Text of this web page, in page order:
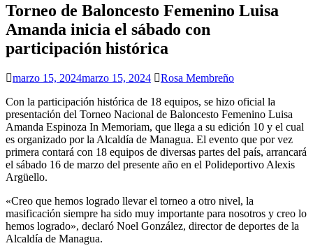
Torneo de Baloncesto Femenino Luisa
Amanda inicia el sábado con
participación histórica
marzo 15, 2024marzo 15, 2024
Rosa Membreño
Con la participación histórica de 18 equipos, se hizo oficial la
presentación del Torneo Nacional de Baloncesto Femenino Luisa
Amanda Espinoza In Memoriam, que llega a su edición 10 y el cual
es organizado por la Alcaldía de Managua. El evento que por vez
primera contará con 18 equipos de diversas partes del país, arrancará
el sábado 16 de marzo del presente año en el Polideportivo Alexis
Argüello.
«Creo que hemos logrado llevar el torneo a otro nivel, la
masificación siempre ha sido muy importante para nosotros y creo lo
hemos logrado», declaró Noel González, director de deportes de la
Alcaldía de Managua.